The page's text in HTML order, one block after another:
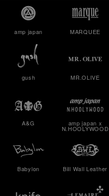
amp japan MARQUEE
gush MR.OLIVE
A&G amp japan x
N.HOOLYWOOD
Babylon Bill Wall Leather